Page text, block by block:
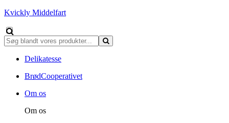
Kvickly Middelfart
Delikatesse
BrødCooperativet
Om os
Om os